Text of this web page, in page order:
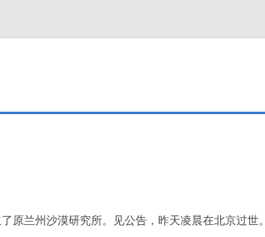
原兰州沙漠研究所。见公告，昨天凌晨在北京过世。